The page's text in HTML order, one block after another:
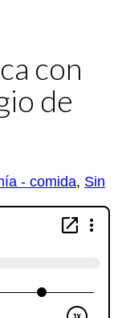
con
de
- comida, Sin